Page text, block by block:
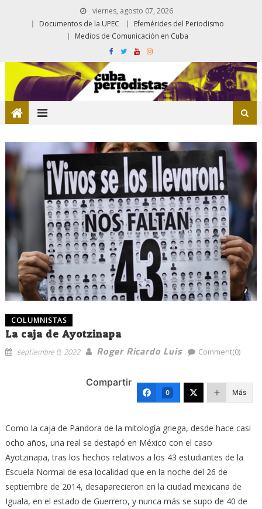
viernes, agosto 07, 2026
Documentos de la UPEC
Efemérides del Periodismo
Medios de Comunicación en Cuba
COLUMNISTAS
La caja de Ayotzinapa
septiembre 8, 2022 Roger Ricardo Luis Comment(0)
Compartir
0 Más
Como la caja de Pandora de la mitología griega, desde hace casi
ocho años, una real se destapó en México con el caso
Ayotzinapa, tras los hechos relativos a los 43 estudiantes de la
Escuela Normal de esa localidad que en la noche del 26 de
septiembre de 2014, desaparecieron en la ciudad mexicana de
Iguala, en el estado de Guerrero, y nunca más se supo de 40 de